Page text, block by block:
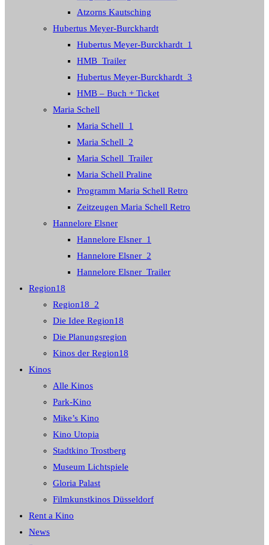
Atzorns Kautsching
Hubertus Meyer-Burckhardt
Hubertus Meyer-Burckhardt_1
HMB_Trailer
Hubertus Meyer-Burckhardt_3
HMB – Buch + Ticket
Maria Schell
Maria Schell_1
Maria Schell_2
Maria Schell_Trailer
Maria Schell Praline
Programm Maria Schell Retro
Zeitzeugen Maria Schell Retro
Hannelore Elsner
Hannelore Elsner_1
Hannelore Elsner_2
Hannelore Elsner_Trailer
Region18
Region18_2
Die Idee Region18
Die Planungsregion
Kinos der Region18
Kinos
Alle Kinos
Park-Kino
Mike’s Kino
Kino Utopia
Stadtkino Trostberg
Museum Lichtspiele
Gloria Palast
Filmkunstkinos Düsseldorf
Rent a Kino
News